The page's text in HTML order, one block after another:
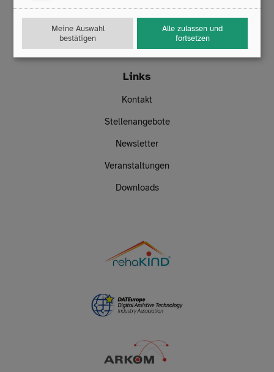
Mo. bis Do.: 8:00 – 16:30 Uhr
Fr.: 8:00 – 14:00 Uhr
T:0203/396 583 63
E:
rehamedia.de
Links
Kontakt
Stellenangebote
Newsletter
Veranstaltungen
Downloads
Meine Auswahl
bestätigen
Alle zulassen und
fortsetzen